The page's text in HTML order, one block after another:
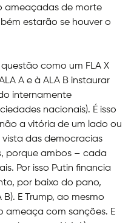
ameaçadas de morte
estarão se houver o
como um FLA X
A e à ALA B instaurar
internamente
nacionais). É isso
a vitória de um lado ou
das democracias
porque ambos – cada
Por isso Putin financia
por baixo do pano,
E Trump, ao mesmo
ameaça com sanções. E